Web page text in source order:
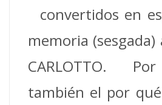
convertidos en
memoria (sesgada)
CARLOTTO.
también el por